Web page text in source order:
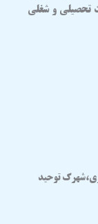
تحصیلی و شغلی
توحید